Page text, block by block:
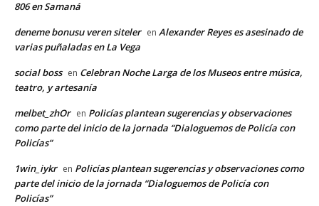
806 en Samaná
deneme bonusu veren siteler en Alexander Reyes es asesinado de
varias puñaladas en La Vega
social boss en Celebran Noche Larga de los Museos entre música,
teatro, y artesanía
melbet_zhOr en Policías plantean sugerencias y observaciones
como parte del inicio de la jornada “Dialoguemos de Policía con
Policías”
1win_iykr en Policías plantean sugerencias y observaciones como
parte del inicio de la jornada “Dialoguemos de Policía con
Policías”